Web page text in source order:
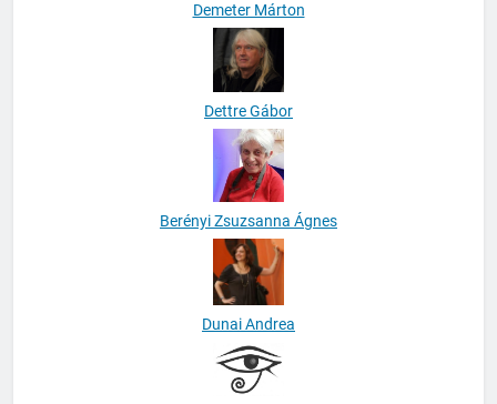
Demeter Márton
Dettre Gábor
Berényi Zsuzsanna Ágnes
Dunai Andrea